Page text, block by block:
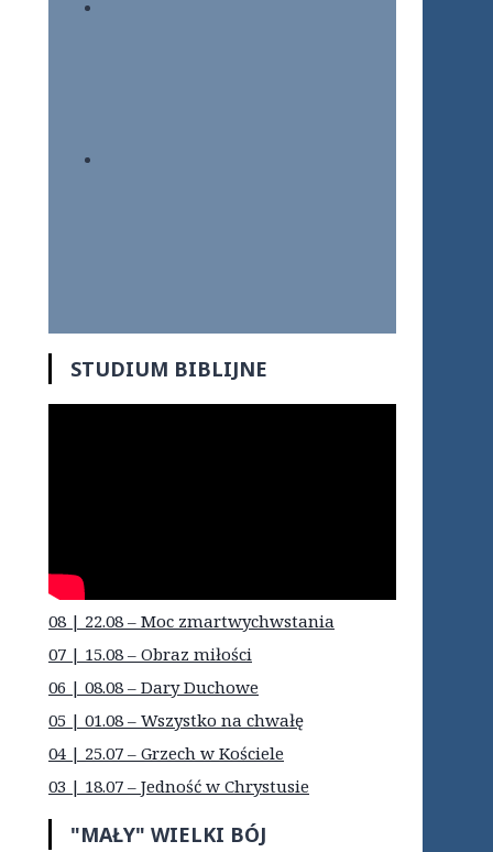
STUDIUM BIBLIJNE
08 | 22.08 – Moc zmartwychwstania
07 | 15.08 – Obraz miłości
06 | 08.08 – Dary Duchowe
05 | 01.08 – Wszystko na chwałę
04 | 25.07 – Grzech w Kościele
03 | 18.07 – Jedność w Chrystusie
"MAŁY" WIELKI BÓJ